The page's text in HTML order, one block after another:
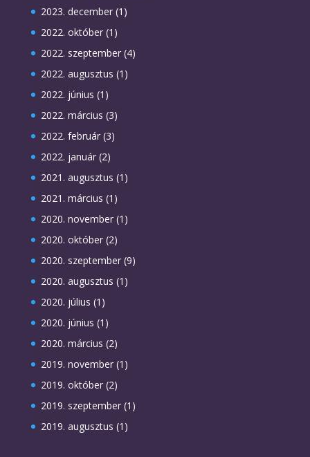
2023. december(1)
2022. október(1)
2022. szeptember(4)
2022. augusztus (1)
2022. június (1)
2022. március (3)
2022. február(3)
2022. január(2)
2021. augusztus (1)
2021. március (1)
2020. november(1)
2020. október(2)
2020. szeptember(9)
2020. augusztus (1)
2020. július (1)
2020. június (1)
2020. március (2)
2019. november(1)
2019. október(2)
2019. szeptember(1)
2019. augusztus (1)